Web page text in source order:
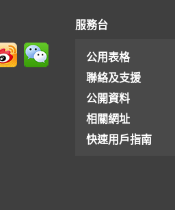
服務台
公用表格
聯絡及支援
公開資料
相關網址
快速用戶指南